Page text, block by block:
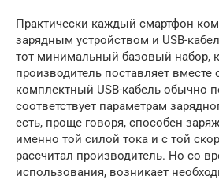
Практически каждый смартфон
зарядным устройством и USB-
тот минимальный базовый набор,
производитель поставляет вместе
комплектный USB-кабель обычно
соответствует параметрам
есть, проще говоря, способен
именно той силой тока и с той
рассчитал производитель. Но со
использования, возникает